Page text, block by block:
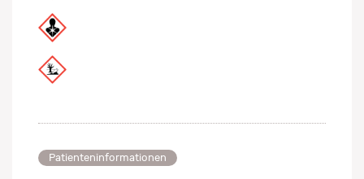
Patienteninformationen